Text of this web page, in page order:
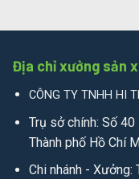
Địa chỉ xưởng sản
CÔNG TY TNHH HI
Trụ sở chính: Số
Thành phố Hồ Chí
Chi nhánh - Xưởng: